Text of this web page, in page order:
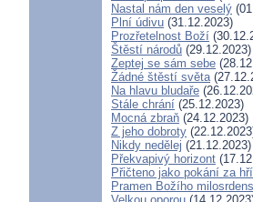
Nastal nám den veselý
Plní údivu (31.12.2023)
Prozřetelnost Boží
Štěstí národů (29.12.2023)
Zeptej se sám sebe
Žádné štěstí světa
Na hlavu bludaře
Stále chrání (25.12.2023)
Mocná zbraň (24.12.2023)
Z jeho dobroty
Nikdy nedělej (21.12.2023)
Překvapivý horizont
Přičteno jako pokání za
Pramen Božího